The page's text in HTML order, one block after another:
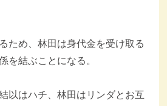
ため、林田は身代金を受け取る
を結ぶことになる。
以はハチ、林田はリンダとお互